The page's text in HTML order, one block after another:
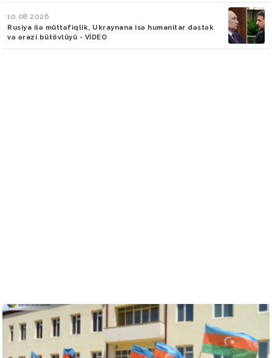
10.08.2026
Rusiya ilə müttəfiqlik, Ukraynana isə humanitar dəstək
və ərazi bütövlüyü - VİDEO